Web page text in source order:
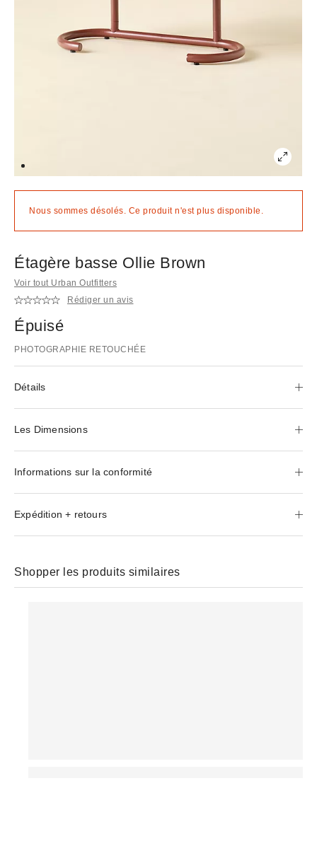
Nous sommes désolés. Ce produit n'est plus disponible.
Étagère basse Ollie Brown
Voir tout Urban Outfitters
Rédiger un avis
Épuisé
PHOTOGRAPHIE RETOUCHÉE
Détails
Les Dimensions
Informations sur la conformité
Expédition + retours
Shopper les produits similaires